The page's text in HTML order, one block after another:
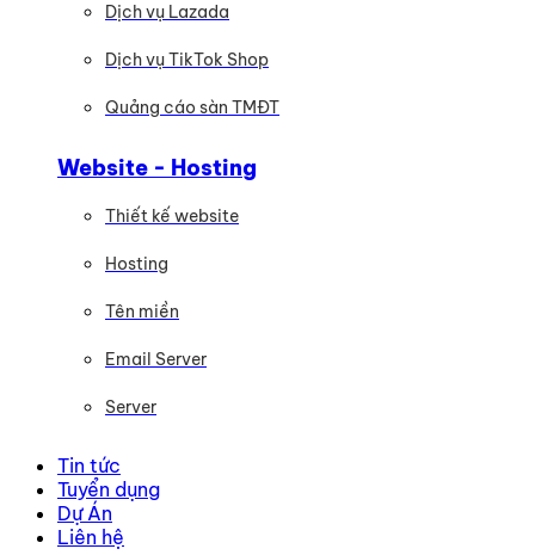
Dịch vụ Lazada
Dịch vụ TikTok Shop
Quảng cáo sàn TMĐT
Website - Hosting
Thiết kế website
Hosting
Tên miền
Email Server
Server
Tin tức
Tuyển dụng
Dự Án
Liên hệ